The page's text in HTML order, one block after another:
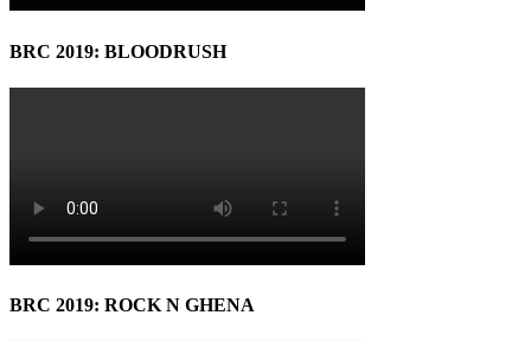
BRC 2019: BLOODRUSH
BRC 2019: ROCK N GHENA